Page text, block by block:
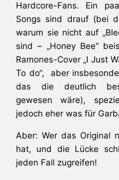
Hardcore-Fans. Ein
Songs sind drauf (bei
warum sie nicht auf
sind – „Honey Bee“
Ramones-Cover „I Just
To do“, aber
das die deutlich
gewesen wäre),
jedoch eher was für
Aber: Wer das Original
hat, und die Lücke
jeden Fall zugreifen!